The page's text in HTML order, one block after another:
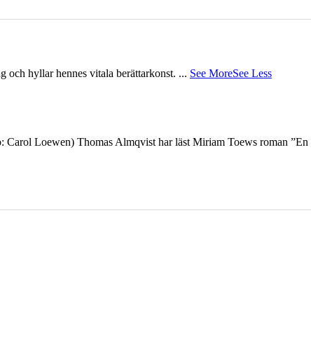
och hyllar hennes vitala berättarkonst. ... See MoreSee Less
Loewen) Thomas Almqvist har läst Miriam Toews roman